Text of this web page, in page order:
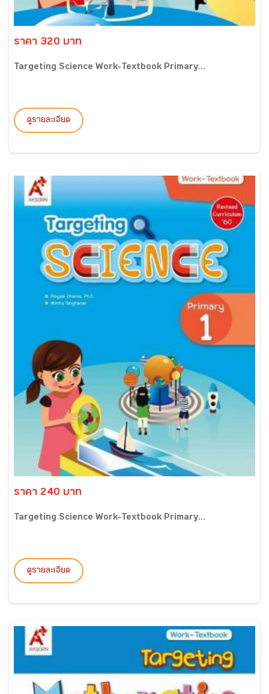
ราคา 320 บาท
Targeting Science Work-Textbook Primary...
ดูรายละเอียด
ราคา 240 บาท
Targeting Science Work-Textbook Primary...
ดูรายละเอียด